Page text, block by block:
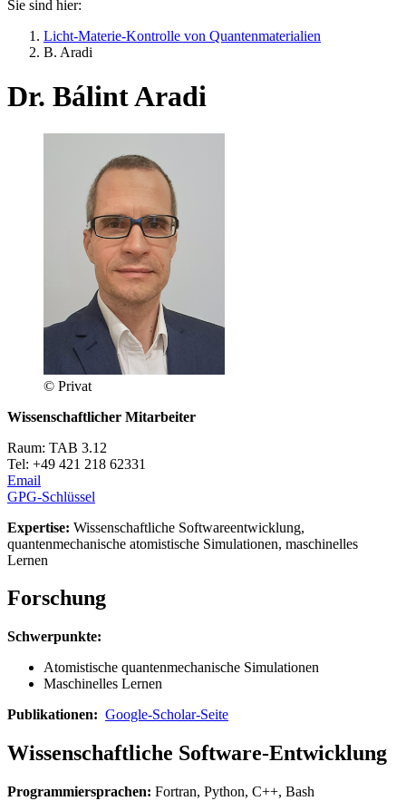
Sie sind hier:
Licht-Materie-Kontrolle von Quantenmaterialien
B. Aradi
Dr. Bálint Aradi
© Privat
Wissenschaftlicher Mitarbeiter
Raum: TAB 3.12
Tel: +49 421 218 62331
Email
GPG-Schlüssel
Expertise: Wissenschaftliche Softwareentwicklung,
quantenmechanische atomistische Simulationen, maschinelles
Lernen
Forschung
Schwerpunkte:
Atomistische quantenmechanische Simulationen
Maschinelles Lernen
Publikationen: Google-Scholar-Seite
Wissenschaftliche Software-Entwicklung
Programmiersprachen: Fortran, Python, C++, Bash